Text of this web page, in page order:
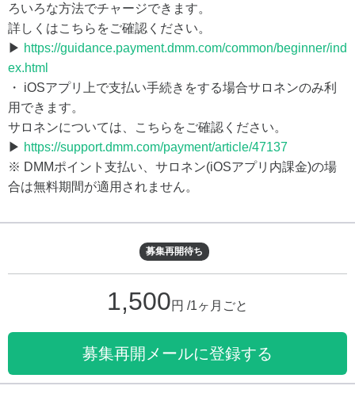
ろいろな方法でチャージできます。
詳しくはこちらをご確認ください。
▶ https://guidance.payment.dmm.com/common/beginner/ind
ex.html
・ iOSアプリ上で支払い手続きをする場合サロネンのみ利
用できます。
サロネンについては、こちらをご確認ください。
▶ https://support.dmm.com/payment/article/47137
※ DMMポイント支払い、サロネン(iOSアプリ内課金)の場
合は無料期間が適用されません。
募集再開待ち
1,500円 /1ヶ月ごと
募集再開メールに登録する